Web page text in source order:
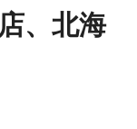
、北海